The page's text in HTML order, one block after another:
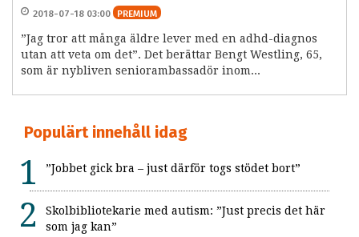
2018-07-18 03:00 PREMIUM
”Jag tror att många äldre lever med en adhd-diagnos
utan att veta om det”. Det berättar Bengt Westling, 65,
som är nybliven seniorambassadör inom...
Populärt innehåll idag
”Jobbet gick bra – just därför togs stödet bort”
Skolbibliotekarie med autism: ”Just precis det här
som jag kan”